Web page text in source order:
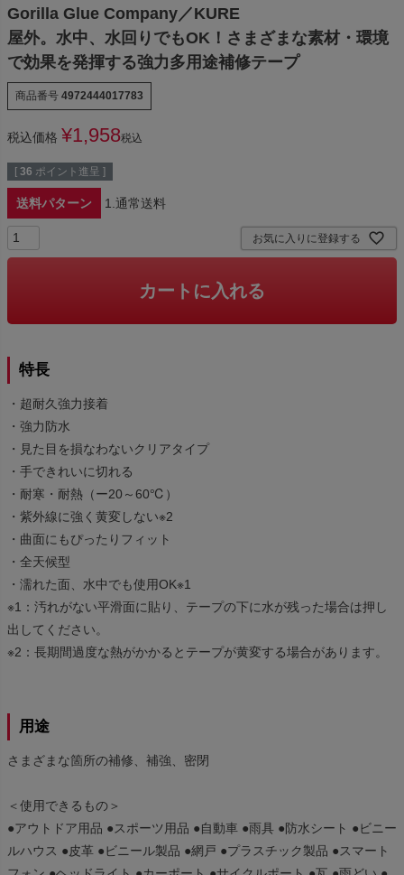
Gorilla Glue Company／KURE
屋外。水中、水回りでもOK！さまざまな素材・環境
で効果を発揮する強力多用途補修テープ
商品番号 4972444017783
税込価格 ¥1,958税込
[ 36 ポイント進呈 ]
送料パターン 1.通常送料
お気に入りに登録する
カートに入れる
特長
・超耐久強力接着
・強力防水
・見た目を損なわないクリアタイプ
・手できれいに切れる
・耐寒・耐熱（ー20～60℃）
・紫外線に強く黄変しない※2
・曲面にもぴったりフィット
・全天候型
・濡れた面、水中でも使用OK※1
※1：汚れがない平滑面に貼り、テープの下に水が残った場合は押し
出してください。
※2：長期間過度な熱がかかるとテープが黄変する場合があります。
用途
さまざまな箇所の補修、補強、密閉
＜使用できるもの＞
●アウトドア用品 ●スポーツ用品 ●自動車 ●雨具 ●防水シート ●ビニー
ルハウス ●皮革 ●ビニール製品 ●網戸 ●プラスチック製品 ●スマート